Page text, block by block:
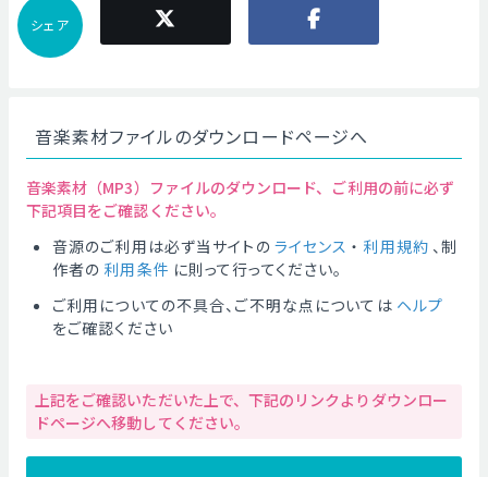
シェア
音楽素材ファイルのダウンロードページへ
音楽素材（MP3）ファイルのダウンロード、ご利用の前に必ず
下記項目をご確認ください。
音源のご利用は必ず当サイトの ライセンス ・ 利用規約 、制
作者の 利用条件 に則って行ってください。
ご利用についての不具合、ご不明な点については ヘルプ
をご確認ください
上記をご確認いただいた上で、下記のリンクよりダウンロー
ドページへ移動してください。